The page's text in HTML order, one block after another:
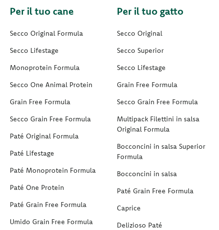
Per il tuo cane
Secco Original Formula
Secco Lifestage
Monoprotein Formula
Secco One Animal Protein
Grain Free Formula
Secco Grain Free Formula
Paté Original Formula
Paté Lifestage
Paté Monoprotein Formula
Paté One Protein
Paté Grain Free Formula
Umido Grain Free Formula
Per il tuo gatto
Secco Original
Secco Superior
Secco Lifestage
Grain Free Formula
Secco Grain Free Formula
Multipack Filettini in salsa
Original Formula
Bocconcini in salsa Superior
Formula
Bocconcini in salsa
Paté Grain Free Formula
Caprice
Delizioso Paté